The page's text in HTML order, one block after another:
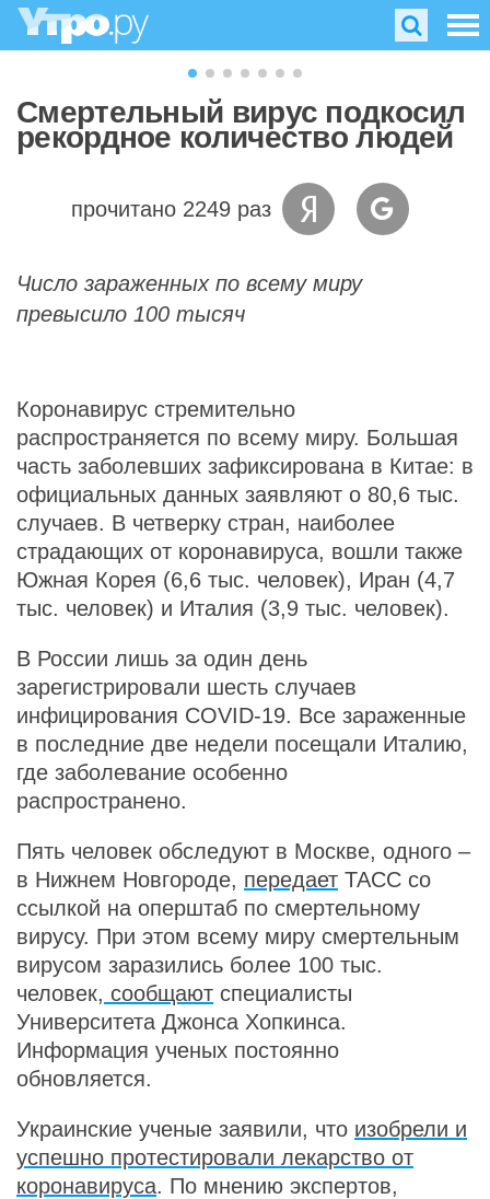
Смертельный вирус подкосил
рекордное количество людей
прочитано 2249 раз
Число зараженных по всему миру
превысило 100 тысяч
Коронавирус стремительно
распространяется по всему миру. Большая
часть заболевших зафиксирована в Китае: в
официальных данных заявляют о 80,6 тыс.
случаев. В четверку стран, наиболее
страдающих от коронавируса, вошли также
Южная Корея (6,6 тыс. человек), Иран (4,7
тыс. человек) и Италия (3,9 тыс. человек).
В России лишь за один день
зарегистрировали шесть случаев
инфицирования COVID-19. Все зараженные
в последние две недели посещали Италию,
где заболевание особенно
распространено.
Пять человек обследуют в Москве, одного –
в Нижнем Новгороде, передает ТАСС со
ссылкой на оперштаб по смертельному
вирусу. При этом всему миру смертельным
вирусом заразились более 100 тыс.
человек, сообщают специалисты
Университета Джонса Хопкинса.
Информация ученых постоянно
обновляется.
Украинские ученые заявили, что изобрели и
успешно протестировали лекарство от
коронавируса. По мнению экспертов,